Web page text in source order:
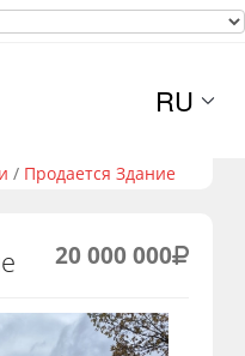
RU
/ Продается Здание
20 000 000